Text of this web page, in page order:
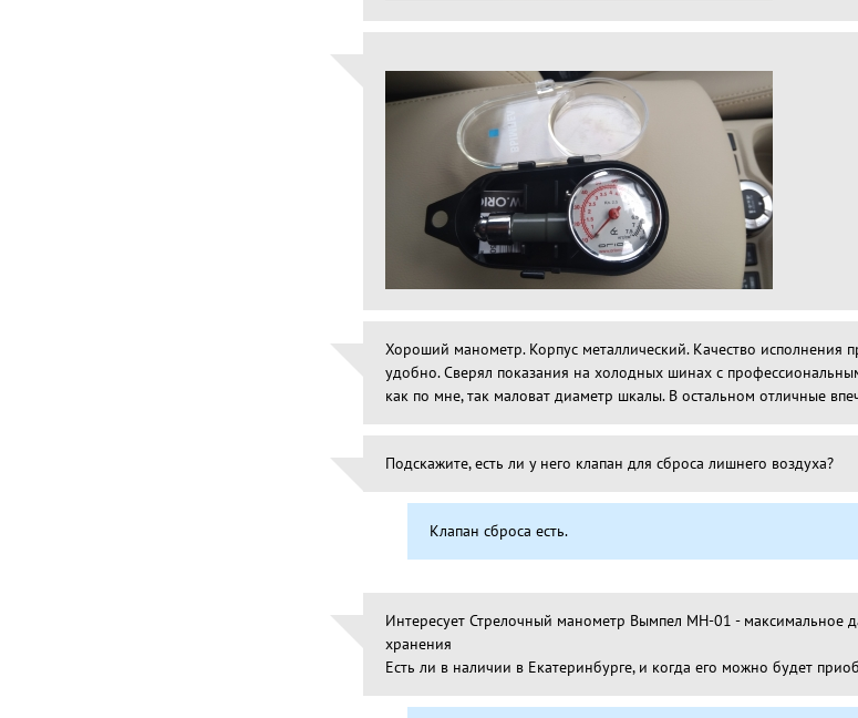
Хороший манометр. Корпус металлический. Качество исполнения
удобно. Сверял показания на холодных шинах с
как по мне, так маловат диаметр шкалы. В остальном отличные
Подскажите, есть ли у него клапан для сброса лишнего воздуха?
Клапан сброса есть.
Интересует Стрелочный манометр Вымпел МН-01 - максимальное
хранения
Есть ли в наличии в Екатеринбурге, и когда его можно будет